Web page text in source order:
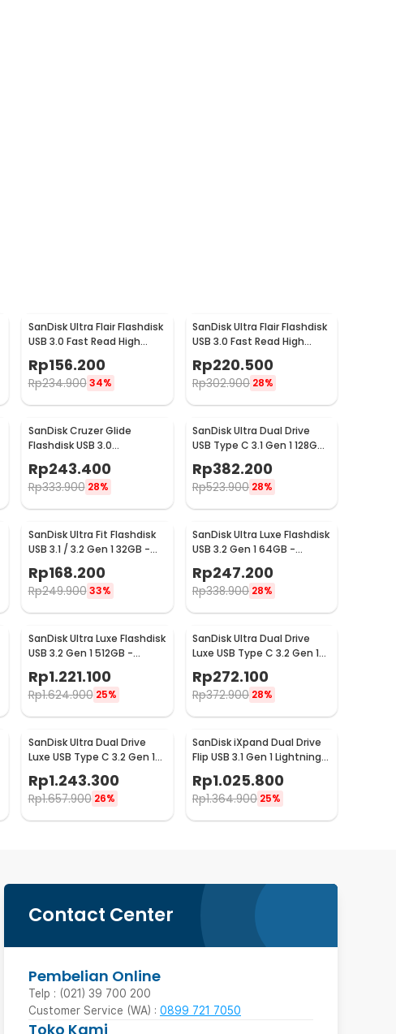
SanDisk Ultra Flair Flashdisk
USB 3.0 Fast Read High
Speed Metal Case 16GB -
SDCZ73
Rp156.200
Rp234.900 34%
SanDisk Ultra Flair Flashdisk
USB 3.0 Fast Read High
SDCZ73
Rp220.500
Rp302.900 28%
SanDisk Cruzer Glide
Flashdisk USB 3.0
Retractable Secure Access
64GB - SDCZ600
Rp243.400
Rp333.900 28%
SanDisk Ultra Dual Drive
USB Type C 3.1 Gen 1 128GB
- SDDDC2
Rp382.200
Rp523.900 28%
SanDisk Ultra Fit Flashdisk
USB 3.1 / 3.2 Gen 1 32GB -
SDCZ430
Rp168.200
Rp249.900 33%
SanDisk Ultra Luxe Flashdisk
USB 3.2 Gen 1 64GB -
Rp247.200
Rp338.900 28%
SanDisk Ultra Luxe Flashdisk
USB 3.2 Gen 1 512GB -
Rp1.221.100
Rp1.624.900 25%
SanDisk Ultra Dual Drive
Luxe USB Type C 3.2 Gen 1
Rp272.100
Rp372.900 28%
SanDisk Ultra Dual Drive
Luxe USB Type C 3.2 Gen 1
512GB - SDDDC4
Rp1.243.300
Rp1.657.900 26%
SanDisk iXpand Dual Drive
Flip USB 3.1 Gen 1 Lightning
256GB - SDIX90N
Rp1.025.800
Rp1.364.900 25%
Contact Center
Pembelian Online
Telp : (021) 39 700 200
Customer Service (WA) : 0899 721 7050
Toko Kami